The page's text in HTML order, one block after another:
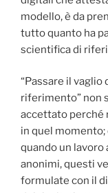
modello, è da
tutto quanto ha
scientifica di
“Passare il
riferimento” non
accettato perché
in quel
quando un
anonimi, questi
formulate con il